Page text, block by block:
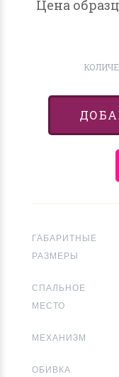
Цена
ГАБАРИТНЫЕ
РАЗМЕРЫ
СПАЛЬНОЕ
МЕСТО
МЕХАНИЗМ
ОБИВКА